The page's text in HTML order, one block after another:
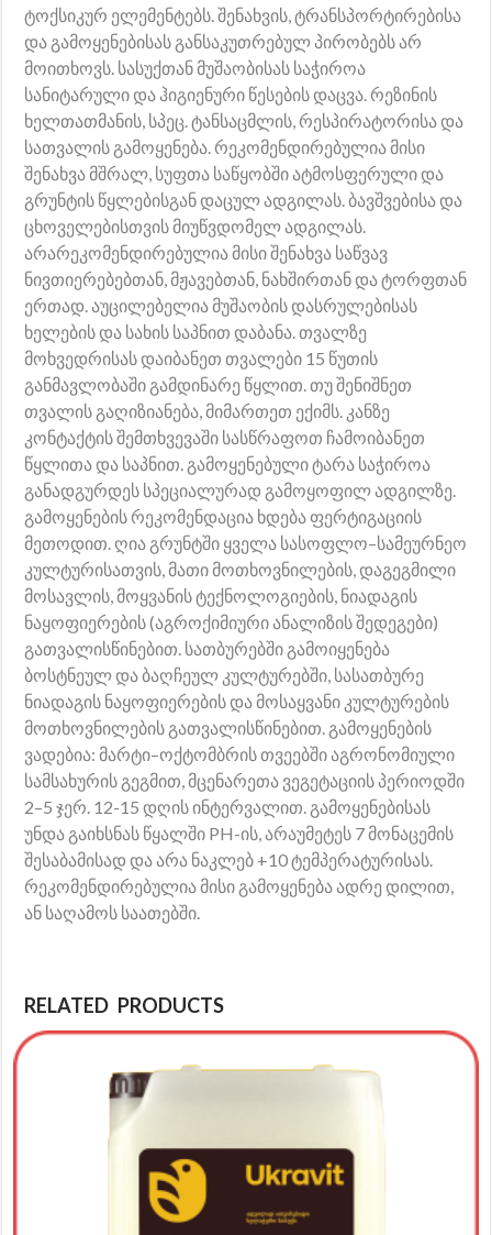
ტოქსიკურ ელემენტებს. შენახვის, ტრანსპორტირებისა
და გამოყენებისას განსაკუთრებულ პირობებს არ
მოითხოვს. სასუქთან მუშაობისას საჭიროა
სანიტარული და ჰიგიენური წესების დაცვა. რეზინის
ხელთათმანის, სპეც. ტანსაცმლის, რესპირატორისა და
სათვალის გამოყენება. რეკომენდირებულია მისი
შენახვა მშრალ, სუფთა საწყობში ატმოსფერული და
გრუნტის წყლებისგან დაცულ ადგილას. ბავშვებისა და
ცხოველებისთვის მიუწვდომელ ადგილას.
არარეკომენდირებულია მისი შენახვა საწვავ
ნივთიერებებთან, მჟავებთან, ნახშირთან და ტორფთან
ერთად. აუცილებელია მუშაობის დასრულებისას
ხელების და სახის საპნით დაბანა. თვალზე
მოხვედრისას დაიბანეთ თვალები 15 წუთის
განმავლობაში გამდინარე წყლით. თუ შენიშნეთ
თვალის გაღიზიანება, მიმართეთ ექიმს. კანზე
კონტაქტის შემთხვევაში სასწრაფოთ ჩამოიბანეთ
წყლითა და საპნით. გამოყენებული ტარა საჭიროა
განადგურდეს სპეციალურად გამოყოფილ ადგილზე.
გამოყენების რეკომენდაცია ხდება ფერტიგაციის
მეთოდით. ღია გრუნტში ყველა სასოფლო–სამეურნეო
კულტურისათვის, მათი მოთხოვნილების, დაგეგმილი
მოსავლის, მოყვანის ტექნოლოგიების, ნიადაგის
ნაყოფიერების (აგროქიმიური ანალიზის შედეგები)
გათვალისწინებით. სათბურებში გამოიყენება
ბოსტნეულ და ბაღჩეულ კულტურებში, სასათბურე
ნიადაგის ნაყოფიერების და მოსაყვანი კულტურების
მოთხოვნილების გათვალისწინებით. გამოყენების
ვადებია: მარტი–ოქტომბრის თვეებში აგრონომიული
სამსახურის გეგმით, მცენარეთა ვეგეტაციის პერიოდში
2–5 ჯერ. 12-15 დღის ინტერვალით. გამოყენებისას
უნდა გაიხსნას წყალში PH-ის, არაუმეტეს 7 მონაცემის
შესაბამისად და არა ნაკლებ +10 ტემპერატურისას.
რეკომენდირებულია მისი გამოყენება ადრე დილით,
ან საღამოს საათებში.
RELATED PRODUCTS